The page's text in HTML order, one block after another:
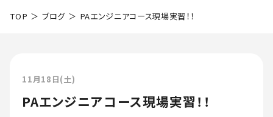
TOP ブログ PAエンジニアコース現場実習！！
11月18日(土)
PAエンジニアコース現場実習！！